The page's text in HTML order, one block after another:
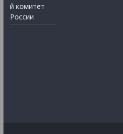
й комитет
России